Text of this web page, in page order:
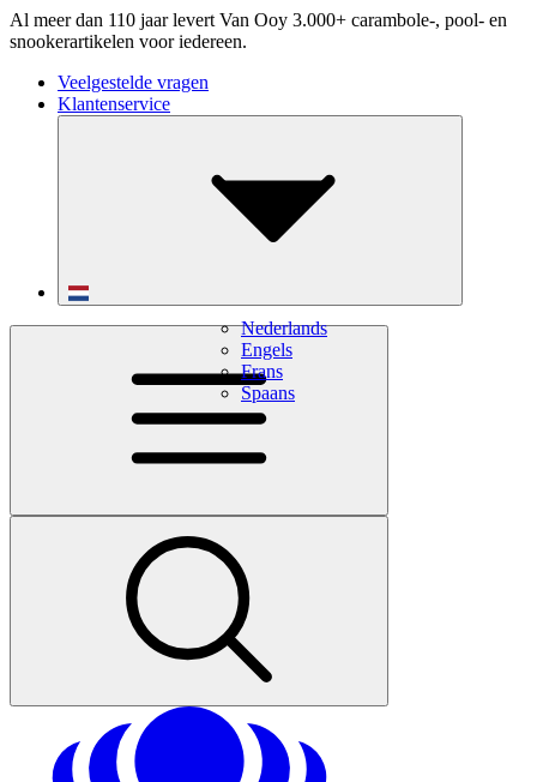
Al meer dan 110 jaar levert Van Ooy 3.000+ carambole-, pool- en
snookerartikelen voor iedereen.
Veelgestelde vragen
Klantenservice
Nederlands
Engels
Frans
Spaans